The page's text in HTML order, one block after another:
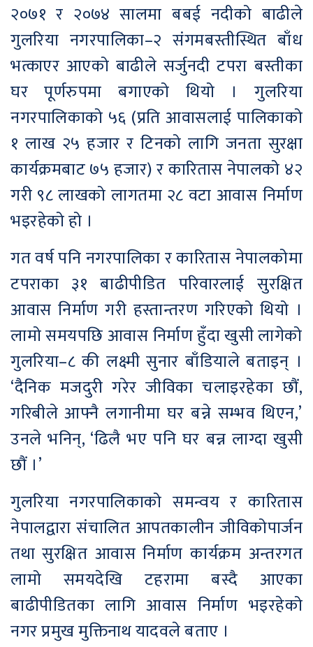
२०७१ र २०७४ सालमा बबई नदीको बाढीले
गुलरिया नगरपालिका–२ संगमबस्तीस्थित बाँध
भत्काएर आएको बाढीले सर्जुनदी टपरा बस्तीका
घर पूर्णरुपमा बगाएको थियो । गुलरिया
नगरपालिकाको ५६ (प्रति आवासलाई पालिकाको
१ लाख २५ हजार र टिनको लागि जनता सुरक्षा
कार्यक्रमबाट ७५ हजार) र कारितास नेपालको ४२
गरी ९८ लाखको लागतमा २८ वटा आवास निर्माण
भइरहेको हो ।
गत वर्ष पनि नगरपालिका र कारितास नेपालकोमा
टपराका ३१ बाढीपीडित परिवारलाई सुरक्षित
आवास निर्माण गरी हस्तान्तरण गरिएको थियो ।
लामो समयपछि आवास निर्माण हुँदा खुसी लागेको
गुलरिया–८ की लक्ष्मी सुनार बाँडियाले बताइन् ।
‘दैनिक मजदुरी गरेर जीविका चलाइरहेका छौं,
गरिबीले आफ्नै लगानीमा घर बन्ने सम्भव थिएन,’
उनले भनिन्, ‘ढिलै भए पनि घर बन्न लाग्दा खुसी
छौं ।’
गुलरिया नगरपालिकाको समन्वय र कारितास
नेपालद्वारा संचालित आपतकालीन जीविकोपार्जन
तथा सुरक्षित आवास निर्माण कार्यक्रम अन्तरगत
लामो समयदेखि टहरामा बस्दै आएका
बाढीपीडितका लागि आवास निर्माण भइरहेको
नगर प्रमुख मुक्तिनाथ यादवले बताए ।